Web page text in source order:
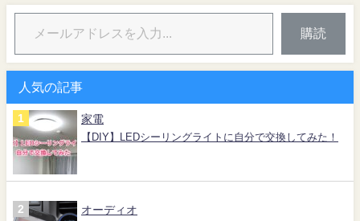
購読
人気の記事
家電
【DIY】LEDシーリングライトに自分で交換してみた！
オーディオ